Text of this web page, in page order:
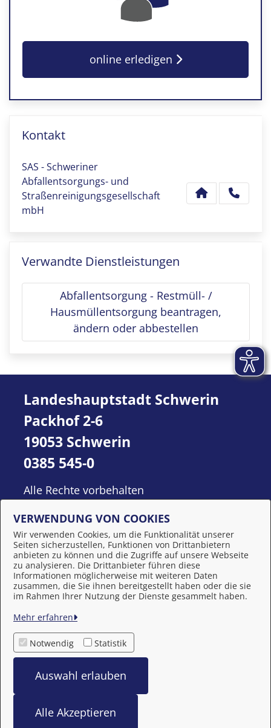
online erledigen
Kontakt
SAS - Schweriner
Abfallentsorgungs- und
Straßenreinigungsgesellschaft
mbH
Verwandte Dienstleistungen
Abfallentsorgung - Restmüll- /
Hausmüllentsorgung beantragen,
ändern oder abbestellen
Behördennummer 115
Landeshauptstadt Schwerin
Packhof 2-6
19053 Schwerin
0385 545-0
Alle Rechte vorbehalten
Impressum
Datenschutzerklärung
Barrierefreiheit
bereitgestellt von:
VERWENDUNG VON COOKIES
Wir verwenden Cookies, um die Funktionalität unserer
Seiten sicherzustellen, Funktionen von Drittanbietern
anbieten zu können und die Zugriffe auf unsere Webseite
zu analysieren. Die Drittanbieter führen diese
Informationen möglicherweise mit weiteren Daten
zusammen, die Sie ihnen bereitgestellt haben oder die sie
im Rahmen Ihrer Nutzung der Dienste gesammelt haben.
Mehr erfahren
Notwendig Statistik
Auswahl erlauben
Alle Akzeptieren